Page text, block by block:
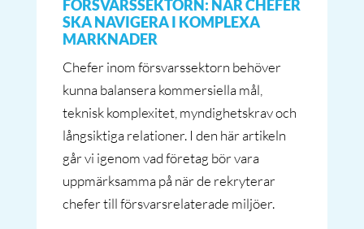
FÖRSVARSSEKTORN: NÄR CHEFER
SKA NAVIGERA I KOMPLEXA
MARKNADER
Chefer inom försvarssektorn behöver
kunna balansera kommersiella mål,
teknisk komplexitet, myndighetskrav och
långsiktiga relationer. I den här artikeln
går vi igenom vad företag bör vara
uppmärksamma på när de rekryterar
chefer till försvarsrelaterade miljöer.